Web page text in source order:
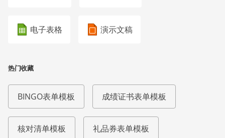
电子表格 演示文稿
热门收藏
BINGO表单模板 成绩证书表单模板
核对清单模板 礼品券表单模板